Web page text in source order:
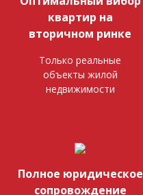
квартир на
вторичном ринке
Только реальные
объекты жилой
недвижимости
Полное юридическое
сопровождение